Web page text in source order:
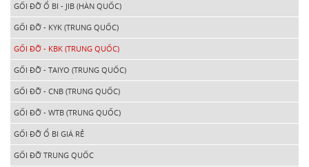
GỐI ĐỠ Ổ BI - JIB (HÀN QUỐC)
GỐI ĐỠ - KYK (TRUNG QUỐC)
GỐI ĐỠ - KBK (TRUNG QUỐC)
GỐI ĐỠ - TAIYO (TRUNG QUỐC)
GỐI ĐỠ - CNB (TRUNG QUỐC)
GỐI ĐỠ - WTB (TRUNG QUỐC)
GỐI ĐỠ Ổ BI GIÁ RẺ
GỐI ĐỠ TRUNG QUỐC